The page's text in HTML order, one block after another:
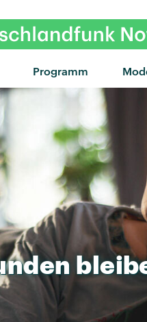
Programm
"Swim